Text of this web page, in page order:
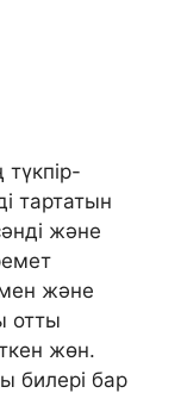
тартатын
және
және
отты
жөн.
билері бар